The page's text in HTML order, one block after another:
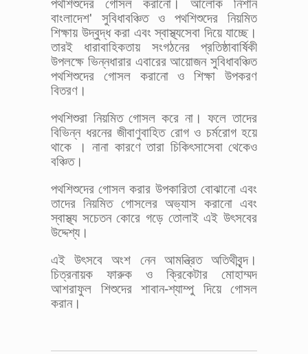
পথশিশুদের গোসল করানো। আলোক নিশান
বাংলাদেশ' সুবিধাবঞ্চিত ও পথশিশুদের নিয়মিত
শিক্ষায় উদ্বুদ্ধ করা এবং স্বাস্থ্যসেবা দিয়ে যাচ্ছে।
তারই ধারাবাহিকতায় সংগঠনের প্রতিষ্ঠাবার্ষিকী
উপলক্ষে ভিন্নধারার এবারের আয়োজন সুবিধাবঞ্চিত
পথশিশুদের গোসল করানো ও শিক্ষা উপকরণ
বিতরণ।
পথশিশুরা নিয়মিত গোসল করে না। ফলে তাদের
বিভিন্ন ধরনের জীবাণুবাহিত রোগ ও চর্মরোগ হয়ে
থাকে । নানা কারণে তারা চিকিৎসাসেবা থেকেও
বঞ্চিত।
পথশিশুদের গোসল করার উপকারিতা বোঝানো এবং
তাদের নিয়মিত গোসলের অভ্যাস করানো এবং
স্বাস্থ্য সচেতন কোরে গড়ে তোলাই এই উৎসবের
উদ্দেশ্য।
এই উৎসবে অংশ নেন আমন্ত্রিত অতিথীবৃন্দ।
চিত্রনায়ক ফারুক ও ক্রিকেটার মোহাম্মদ
আশরাফুল শিশুদের শাবান-শ্যাম্পু দিয়ে গোসল
করান।